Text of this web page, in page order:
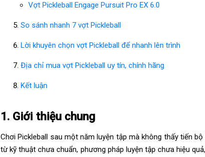
Vợt Pickleball Engage Pursuit Pro EX 6.0
So sánh nhanh 7 vợt Pickleball
Lời khuyên chọn vợt Pickleball để nhanh lên trình
Địa chỉ mua vợt Pickleball uy tín, chính hãng
Kết luận
1. Giới thiệu chung
Chơi Pickleball sau một năm luyện tập mà không thấy tiến
từ kỹ thuật chưa chuẩn, phương pháp luyện tập chưa hiệu